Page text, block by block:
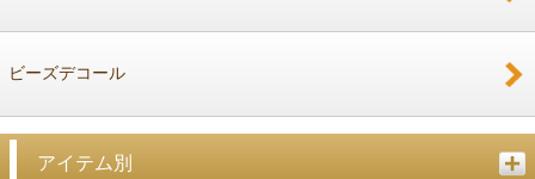
ビーズデコール
アイテム別